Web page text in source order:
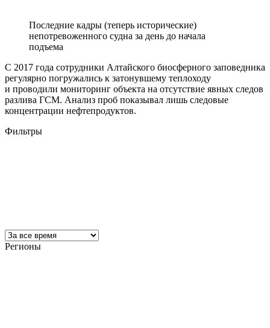
Последние кадры (теперь исторические)
непотревоженного судна за день до начала
подъема
С 2017 года сотрудники Алтайского биосферного заповедника
регулярно погружались к затонувшему теплоходу
и проводили мониторинг объекта на отсутствие явных следов
разлива ГСМ. Анализ проб показывал лишь следовые
концентрации нефтепродуктов.
Фильтры
Регионы